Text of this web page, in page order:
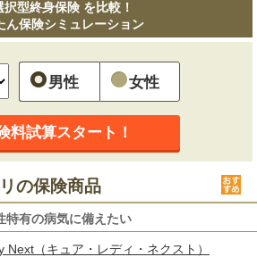
択型終身保険 を比較！
ん保険シミュレーション
男性 女性
料試算スタート！
の保険商品
特有の病気に備えたい
Next（キュア・レディ・ネクスト）